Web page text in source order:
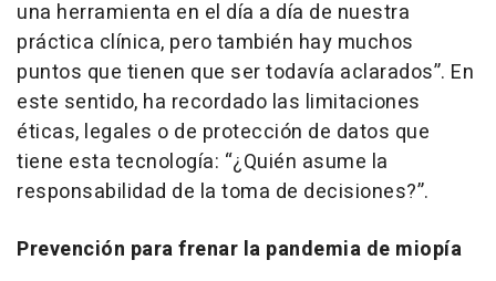
una herramienta en el día a día de nuestra
práctica clínica, pero también hay muchos
puntos que tienen que ser todavía aclarados”. En
este sentido, ha recordado las limitaciones
éticas, legales o de protección de datos que
tiene esta tecnología: “¿Quién asume la
responsabilidad de la toma de decisiones?”.
Prevención para frenar la pandemia de miopía